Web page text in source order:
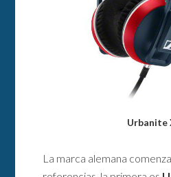
Urbanite
La marca alemana